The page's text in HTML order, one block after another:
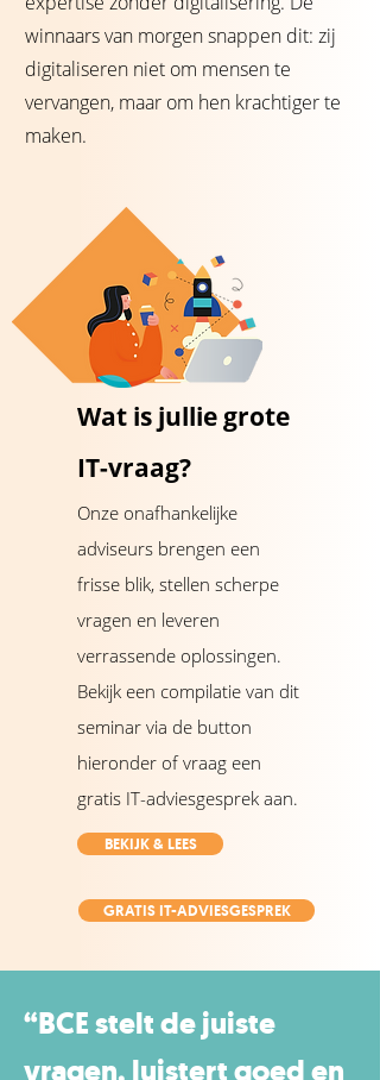
winnaars van morgen snappen dit: zij
digitaliseren niet om mensen te
vervangen, maar om hen krachtiger te
maken.
Wat is jullie grote
IT-vraag?
Onze onafhankelijke
adviseurs brengen een
frisse blik, stellen scherpe
vragen en leveren
verrassende oplossingen.
Bekijk een compilatie van dit
seminar via de button
hieronder of vraag een
gratis IT-adviesgesprek aan.
BEKIJK & LEES
GRATIS IT-ADVIESGESPREK
“BCE stelt de juiste
vragen, luistert goed en